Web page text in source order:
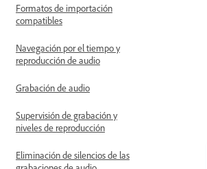
Formatos de importación
compatibles
Navegación por el tiempo y
reproducción de audio
Grabación de audio
Supervisión de grabación y
niveles de reproducción
Eliminación de silencios de las